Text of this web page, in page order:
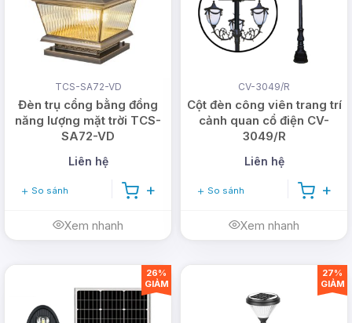
TCS-SA72-VD
Đèn trụ cổng bằng đồng
năng lượng mặt trời TCS-
SA72-VD
Liên hệ
So sánh
Xem nhanh
CV-3049/R
Cột đèn công viên trang trí
cảnh quan cổ điện CV-
3049/R
Liên hệ
So sánh
Xem nhanh
26%
GIẢM
27%
GIẢM